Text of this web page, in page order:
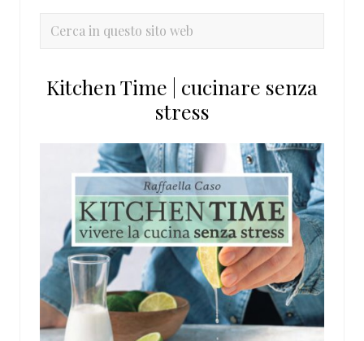
primaria
Cerca
sito
Kitchen Time | cucinare senza
stress